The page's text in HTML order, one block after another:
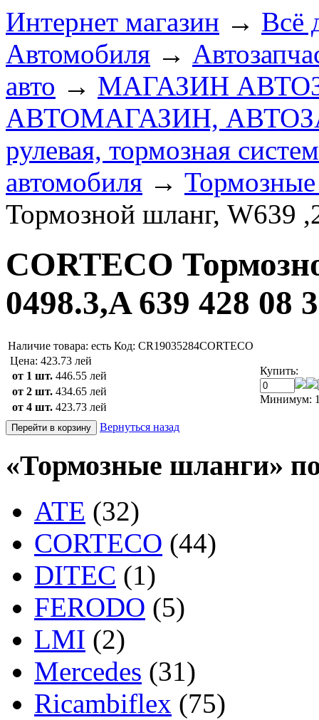
Интернет магазин → Всё
Автомобиля →
авто → МАГАЗИН
АВТОМАГАЗИН,
рулевая, тормозная
автомобиля →
Тормозной шланг, W639
CORTECO
0498.3,A 639 428 08
Наличие товара: есть Код: CR19035284CORTECO
Цена: 423.73 лей
от 1 шт. 446.55 лей
от 2 шт. 434.65 лей
от 4 шт. 423.73 лей
Купить:
Минимум:
Вернуться назад
«Тормозные шланги»
ATE (32)
CORTECO (44)
DITEC (1)
FERODO (5)
LMI (2)
Mercedes (31)
Ricambiflex (75)